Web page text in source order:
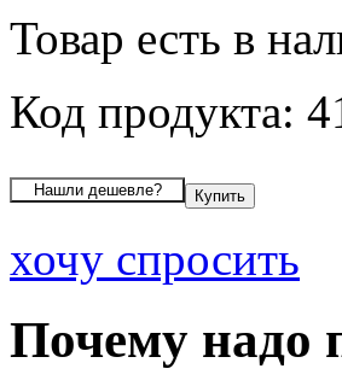
Товар есть в
Код продукта:
хочу спросить
Почему надо